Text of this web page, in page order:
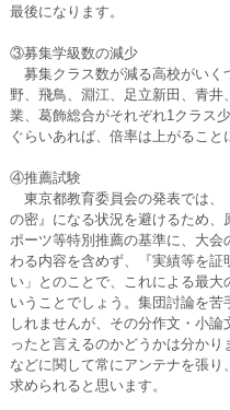
最後になります。
③募集学級数の減少
募集クラス数が減る高校がいく
野、飛鳥、淵江、足立新田、青
業、葛飾総合がそれぞれ1クラス
ぐらいあれば、倍率は上がること
④推薦試験
東京都教育委員会の発表では、
の密』になる状況を避けるため
ポーツ等特別推薦の基準に、大
わる内容を含めず、『実績等を
い」とのことで、これによる最
いうことでしょう。集団討論を
しれませんが、その分作文・小
ったと言えるのかどうかは分か
などに関して常にアンテナを張
求められると思います。